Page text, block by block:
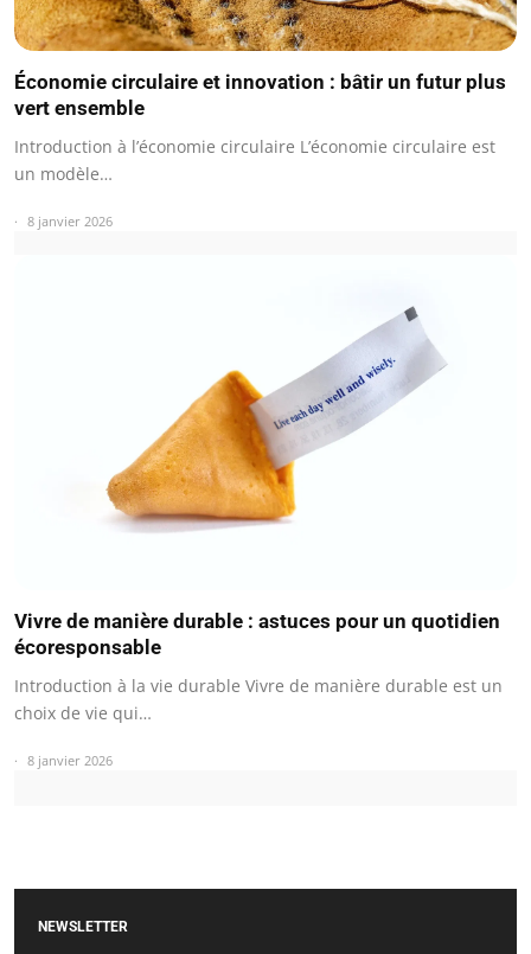
Économie circulaire et innovation : bâtir un futur plus
vert ensemble
Introduction à l’économie circulaire L’économie circulaire est
un modèle…
8 janvier 2026
Vivre de manière durable : astuces pour un quotidien
écoresponsable
Introduction à la vie durable Vivre de manière durable est un
choix de vie qui…
8 janvier 2026
NEWSLETTER